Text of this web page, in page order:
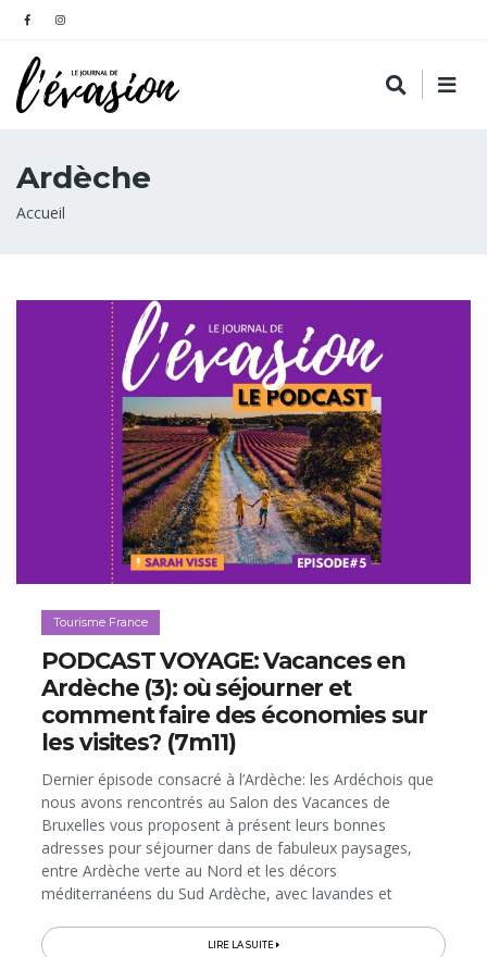
Ardèche
Fil
Accueil
Tourisme France
PODCAST VOYAGE: Vacances en
Ardèche (3): où séjourner et
comment faire des économies sur
les visites? (7m11)
Dernier épisode consacré à l’Ardèche: les Ardéchois que
nous avons rencontrés au Salon des Vacances de
Bruxelles vous proposent à présent leurs bonnes
adresses pour séjourner dans de fabuleux paysages,
entre Ardèche verte au Nord et les décors
méditerranéens du Sud Ardèche, avec lavandes et
LIRE LA SUITE